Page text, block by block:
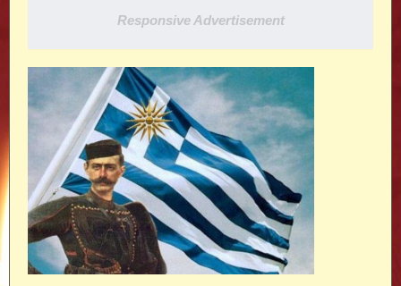
Responsive Advertisement